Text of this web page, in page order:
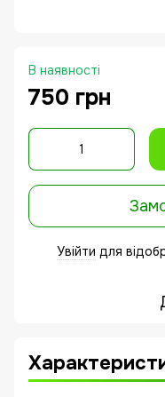
В наявності
750 грн
Увійти для